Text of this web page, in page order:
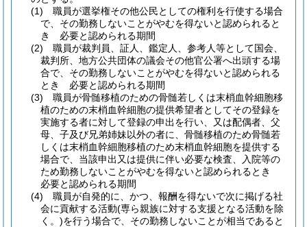
(1)
職員が選挙権その他公民としての権利を行使する場合
で、その勤務しないことがやむを得ないと認められると
き 必要と認められる期間
(2)
職員が裁判員、証人、鑑定人、参考人等として国会、
裁判所、地方公共団体の議会その他官公署へ出頭する場
合で、その勤務しないことがやむを得ないと認められる
とき 必要と認められる期間
(3)
職員が骨髄移植のための骨髄若しくは末梢血幹細胞移
植のための末梢血幹細胞の提供希望者としてその登録を
実施する者に対して登録の申出を行い、又は配偶者、父
母、子及び兄弟姉妹以外の者に、骨髄移植のため骨髄若
しくは末梢血幹細胞移植のため末梢血幹細胞を提供する
場合で、当該申出又は提供に伴い必要な検査、入院等の
ため勤務しないことがやむを得ないと認められるとき
必要と認められる期間
(4)
職員が自発的に、かつ、報酬を得ないで次に掲げる社
会に貢献する活動(専ら親族に対する支援となる活動を除
く。)を行う場合で、その勤務しないことが相当であると